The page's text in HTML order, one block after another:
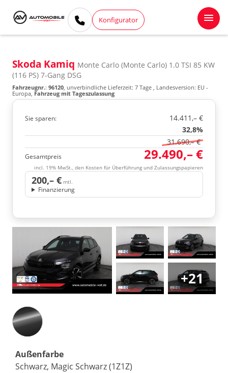
Konfigurator
Skoda Kamiq Monte Carlo (Monte Carlo) 1.0 TSI 85 KW
(116 PS) 7-Gang DSG
Fahrzeugnr.: 96120, unverbindliche Lieferzeit: 7 Tage , Landesversion: EU -
Europa, Fahrzeug mit Tageszulassung
Sie sparen:
14.411,– €
32,8%
31.690,– €
Gesamtpreis 29.490,– €
incl. 19% MwSt., den Kosten für Überführung und Zulassungspapieren
200,– € mtl.
Finanzierung
+21
Außenfarbe
Schwarz, Magic Schwarz (1Z1Z)